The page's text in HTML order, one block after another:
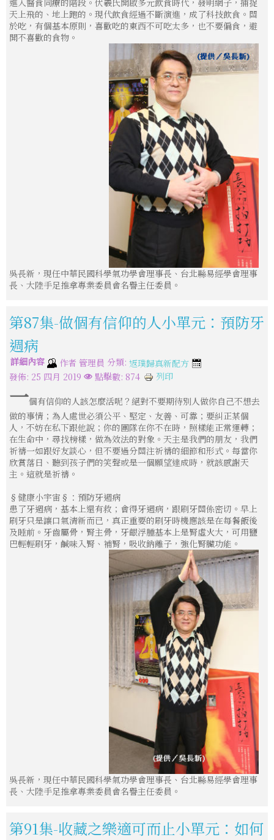
天上飛的、地上跑的。現代飲食經過不斷演進，成了科技飲食。關
於吃，有個基本原則，喜歡吃的東西不可吃太多，也不要偏食，避
開不喜歡的食物。
吳長新，現任中華民國科學氣功學會理事長、台北縣易經學會理事
長、大陸手足推拿專業委員會名譽主任委員。
第87集-做個有信仰的人小單元：預防牙
週病
詳細內容 作者 管理員 分類: 返璞歸真新配方
發佈: 25 四月 2019
點擊數: 874 列印
一個有信仰的人該怎麼活呢？絕對不要期待別人做你自己不想去
做的事情；為人處世必須公平、堅定、友善、可靠；要糾正某個
人，不妨在私下跟他說；你的團隊在你不在時，照樣能正常運轉；
在生命中，尋找榜樣，做為效法的對象。天主是我們的朋友，我們
祈禱一如跟好友談心，但不要過分關注祈禱的細節和形式。每當你
欣賞落日、聽到孩子們的笑聲或是一個願望達成時，就該感謝天
主。這就是祈禱。
§健康小宇宙§：預防牙週病
患了牙週病，基本上還有救；會得牙週病，跟刷牙關係密切。早上
刷牙只是讓口氣清新而已，真正重要的刷牙時機應該是在每餐飯後
及睡前。牙齒屬骨，腎主骨，牙齦浮腫基本上是腎虛火大，可用鹽
巴輕輕刷牙，鹹味入腎、補腎，吸收鈉離子，強化腎臟功能。
吳長新，現任中華民國科學氣功學會理事長、台北縣易經學會理事
長、大陸手足推拿專業委員會名譽主任委員。
第91集-收藏之樂適可而止小單元：如何